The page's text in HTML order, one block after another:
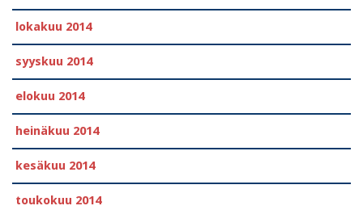
lokakuu 2014
syyskuu 2014
elokuu 2014
heinäkuu 2014
kesäkuu 2014
toukokuu 2014